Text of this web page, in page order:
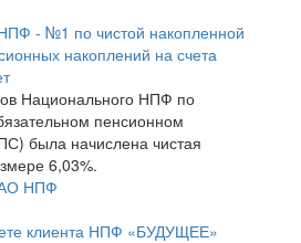
- №1 по чистой накопленной
накоплений на счета
Национального НПФ по
пенсионном
была начислена чистая
6,03%.
НПФ
клиента НПФ «БУДУЩЕЕ»